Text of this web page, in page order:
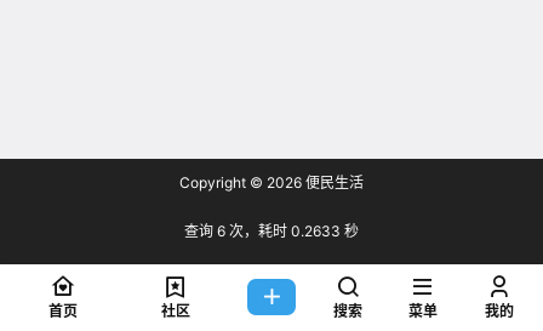
Copyright © 2026 便民生活
查询 6 次，耗时 0.2633 秒
首页 社区 搜索 菜单 我的